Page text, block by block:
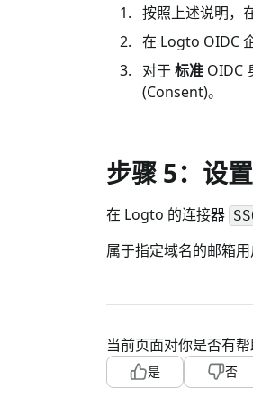
按照上述说明，
在 Logto OIDC
对于标准 OIDC
(Consent)。
步骤 5：设
在 Logto 的连接器
属于指定域名的邮箱
当前页面对你是否有帮
是 否